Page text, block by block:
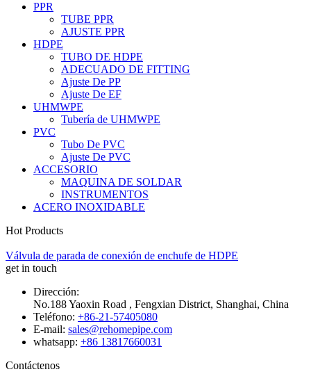
PPR
TUBE PPR
AJUSTE PPR
HDPE
TUBO DE HDPE
ADECUADO DE FITTING
Ajuste De PP
Ajuste De EF
UHMWPE
Tubería de UHMWPE
PVC
Tubo De PVC
Ajuste De PVC
ACCESORIO
MAQUINA DE SOLDAR
INSTRUMENTOS
ACERO INOXIDABLE
Hot Products
Válvula de parada de conexión de enchufe de HDPE
get in touch
Dirección:
No.188 Yaoxin Road , Fengxian District, Shanghai, China
Teléfono: +86-21-57405080
E-mail: sales@rehomepipe.com
whatsapp: +86 13817660031
Contáctenos